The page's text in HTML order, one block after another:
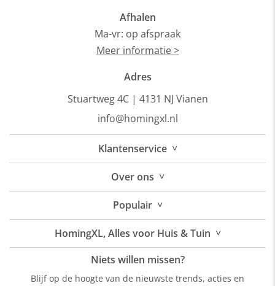
Afhalen
Ma-vr: op afspraak
Meer informatie >
Adres
Stuartweg 4C | 4131 NJ Vianen
info@homingxl.nl
Klantenservice ˅
Overons ˅
Populair ˅
HomingXL, Alles voor Huis & Tuin ˅
Niets willen missen?
Blijf op de hoogte van de nieuwste trends, acties en